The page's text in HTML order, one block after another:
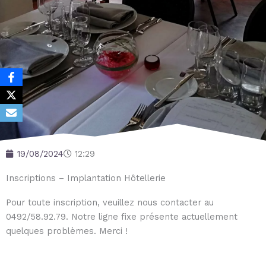
19/08/2024 12:29
Inscriptions – Implantation Hôtellerie
Pour toute inscription, veuillez nous contacter au
0492/58.92.79. Notre ligne fixe présente actuellement
quelques problèmes. Merci !